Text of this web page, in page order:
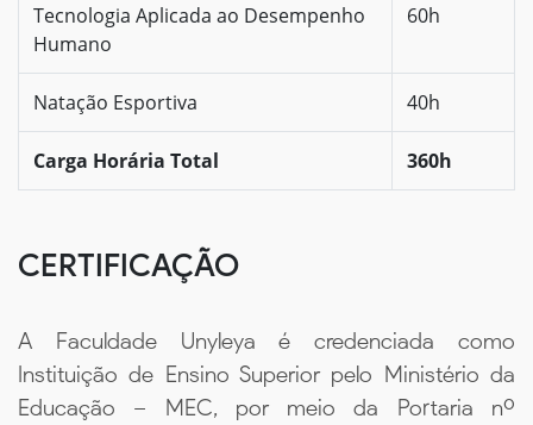
Tecnologia Aplicada ao Desempenho
Humano
60h
Natação Esportiva 40h
Carga Horária Total 360h
CERTIFICAÇÃO
A Faculdade Unyleya é credenciada como
Instituição de Ensino Superior pelo Ministério da
Educação – MEC, por meio da Portaria nº